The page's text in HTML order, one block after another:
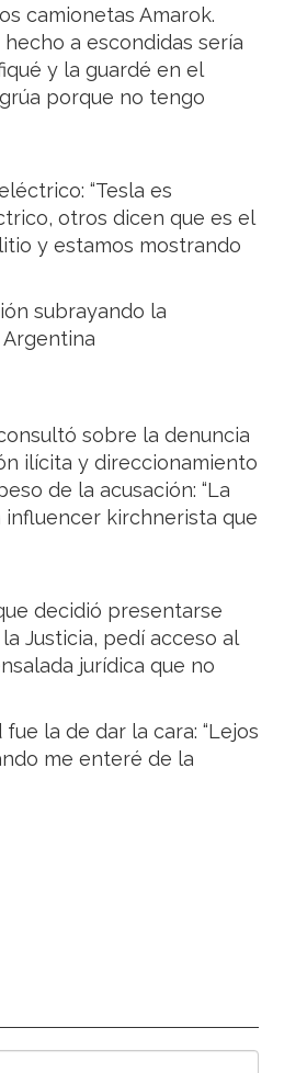
camionetas Amarok.
a escondidas sería
y la guardé en el
porque no tengo
“Tesla es
otros dicen que es el
y estamos mostrando
subrayando la
sobre la denuncia
ilícita y direccionamiento
de la acusación: “La
influencer kirchnerista que
decidió presentarse
Justicia, pedí acceso al
jurídica que no
la de dar la cara: “Lejos
me enteré de la